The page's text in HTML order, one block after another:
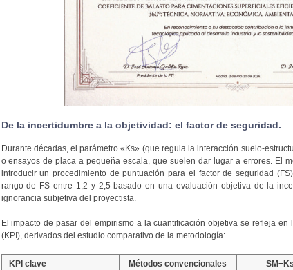
De la incertidumbre a la objetividad: el factor de seguridad.
Durante décadas, el parámetro «Ks» (que regula la interacción suelo-
o ensayos de placa a pequeña escala, que suelen dar lugar a errores. El
introducir un procedimiento de puntuación para el factor de seguridad
rango de FS entre 1,2 y 2,5 basado en una evaluación objetiva de la
ignorancia subjetiva del proyectista.
El impacto de pasar del empirismo a la cuantificación objetiva se refleja
(KPI), derivados del estudio comparativo de la metodología:
KPI clave Métodos convencionales